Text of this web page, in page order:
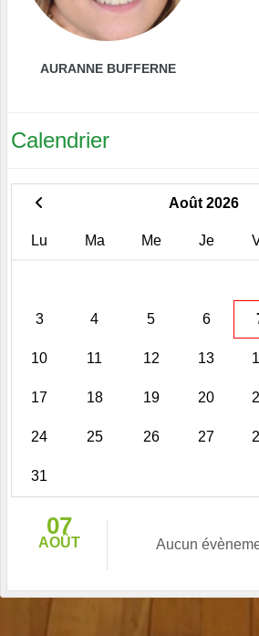
AURANNE BUFFERNE
Calendrier
Août 2026
Lu Ma Me Je
3 4 5 6
10 11 12 13
17 18 19 20
24 25 26 27
31
07
AOÛT Aucun